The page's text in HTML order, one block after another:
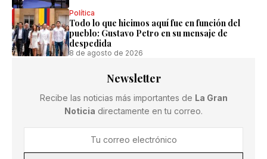
Política
Todo lo que hicimos aquí fue en función del
pueblo: Gustavo Petro en su mensaje de
despedida
8 de agosto de 2026
Newsletter
Recibe las noticias más importantes de La Gran
Noticia directamente en tu correo.